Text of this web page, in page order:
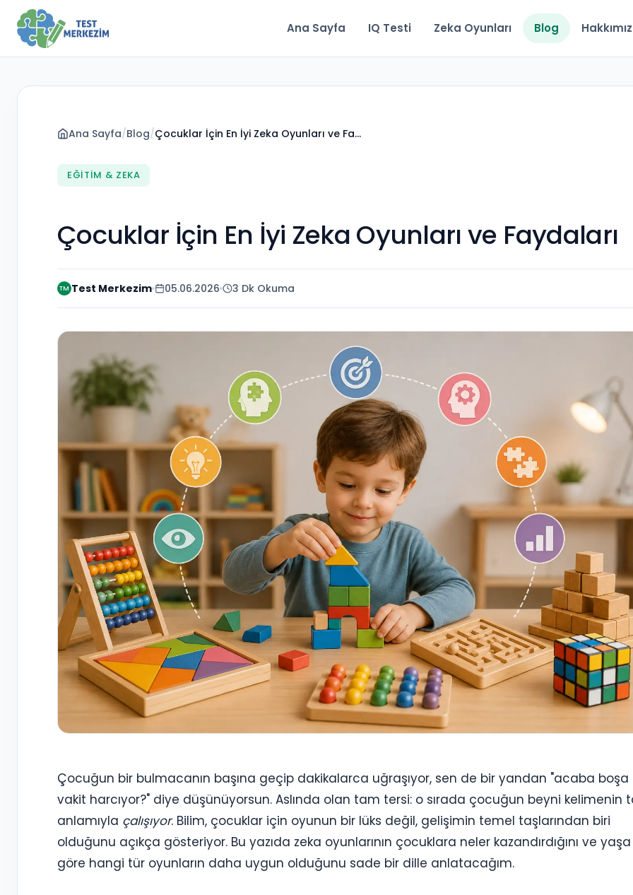
Ana Sayfa IQ Testi Zeka Oyunları Blog
Ana Sayfa/Blog/Çocuklar İçin En İyi Zeka Oyunları ve Fa…
EĞITIM & ZEKA
Çocuklar İçin En İyi Zeka Oyunları ve Faydaları
TM Test Merkezim 05.06.2026 3 Dk Okuma
Çocuğun bir bulmacanın başına geçip dakikalarca uğraşıyor, sen de bir yandan "acaba boşa
vakit harcıyor?" diye düşünüyorsun. Aslında olan tam tersi: o sırada çocuğun beyni kelimenin
anlamıyla çalışıyor. Bilim, çocuklar için oyunun bir lüks değil, gelişimin temel taşlarından biri
olduğunu açıkça gösteriyor. Bu yazıda zeka oyunlarının çocuklara neler kazandırdığını ve yaşa
göre hangi tür oyunların daha uygun olduğunu sade bir dille anlatacağım.